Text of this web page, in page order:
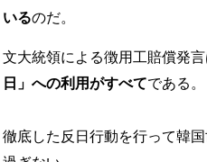
いるのだ。
文大統領による徴用工賠償発
日」への利用がすべてである。
徹底した反日行動を行って韓